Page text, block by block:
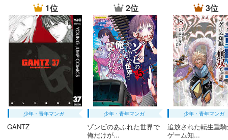
1位
少年・青年マンガ
GANTZ
2位
少年・青年マンガ
ゾンビのあふれた世界で
俺だけが...
3位
少年・青年マンガ
追放された転生重
ゲーム知...